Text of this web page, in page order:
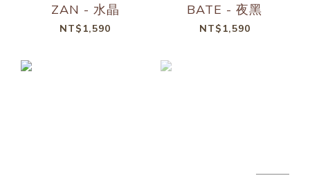
ZAN - 水晶
NT$1,590
BATE - 夜黑
NT$1,590